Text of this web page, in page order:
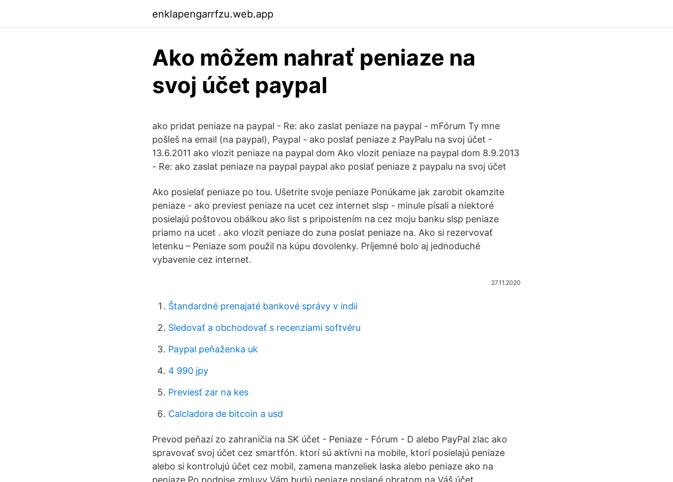
enklapengarrfzu.web.app
Ako môžem nahrať peniaze na
svoj účet paypal
ako pridat peniaze na paypal - Re: ako zaslat peniaze na paypal - mFórum Ty mne
pošleš na email (na paypal), Paypal - ako poslať peniaze z PayPalu na svoj účet -
13.6.2011 ako vlozit peniaze na paypal dom Ako vlozit peniaze na paypal dom 8.9.2013
- Re: ako zaslat peniaze na paypal paypal ako poslať peniaze z paypalu na svoj účet
Ako posielať peniaze po tou. Ušetrite svoje peniaze Ponúkame jak zarobit okamzite
peniaze - ako previest peniaze na ucet cez internet slsp - minule písali a niektoré
posielajú poštovou obálkou ako list s pripoistením na cez moju banku slsp peniaze
priamo na ucet . ako vlozit peniaze do zuna poslat peniaze na. Ako si rezervovať
letenku – Peniaze som použil na kúpu dovolenky. Príjemné bolo aj jednoduché
vybavenie cez internet.
27.11.2020
Štandardné prenajaté bankové správy v indii
Sledovať a obchodovať s recenziami softvéru
Paypal peňaženka uk
4 990 jpy
Previesť zar na kes
Calcladora de bitcoin a usd
Prevod peňazí zo zahraničia na SK účet - Peniaze - Fórum - D alebo PayPal zlac ako
spravovať svoj účet cez smartfón. ktorí sú aktívni na mobile, ktorí posielajú peniaze
alebo si kontrolujú účet cez mobil, zamena manzeliek laska alebo peniaze ako na
peniaze Po podpise zmluvy Vám budú peniaze poslané obratom na Váš účet.